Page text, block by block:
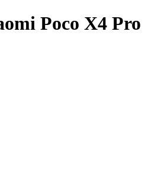
Poco X4 Pro